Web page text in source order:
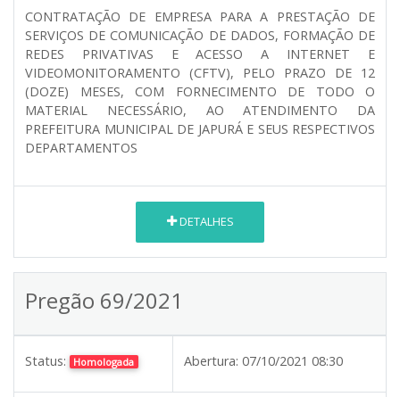
CONTRATAÇÃO DE EMPRESA PARA A PRESTAÇÃO DE
SERVIÇOS DE COMUNICAÇÃO DE DADOS, FORMAÇÃO DE
REDES PRIVATIVAS E ACESSO A INTERNET E
VIDEOMONITORAMENTO (CFTV), PELO PRAZO DE 12
(DOZE) MESES, COM FORNECIMENTO DE TODO O
MATERIAL NECESSÁRIO, AO ATENDIMENTO DA
PREFEITURA MUNICIPAL DE JAPURÁ E SEUS RESPECTIVOS
DEPARTAMENTOS
DETALHES
Pregão 69/2021
Status: Homologada Abertura: 07/10/2021 08:30